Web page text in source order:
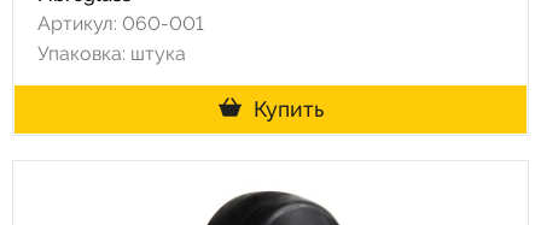
Артикул: 060-001
Упаковка: штука
Купить